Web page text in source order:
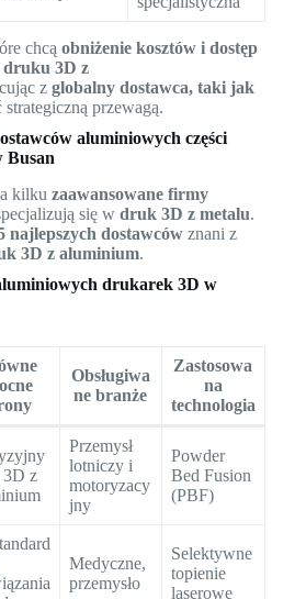
chcą obniżenie kosztów i dostęp
druku 3D z
z globalny dostawca, taki jak
przewagą.
aluminiowych części
Busan
kilku zaawansowane firmy
się w druk 3D z metalu.
najlepszych dostawcówznani z
3D z aluminium.
drukarek 3D w
Obsługiwa
ne branże
Zastosowa
na
technologia
3D z
Przemysł
lotniczy i
motoryzacy
jny
Powder
Bed Fusion
(PBF)
Medyczne,
przemysło
Selektywne
topienie
laserowe